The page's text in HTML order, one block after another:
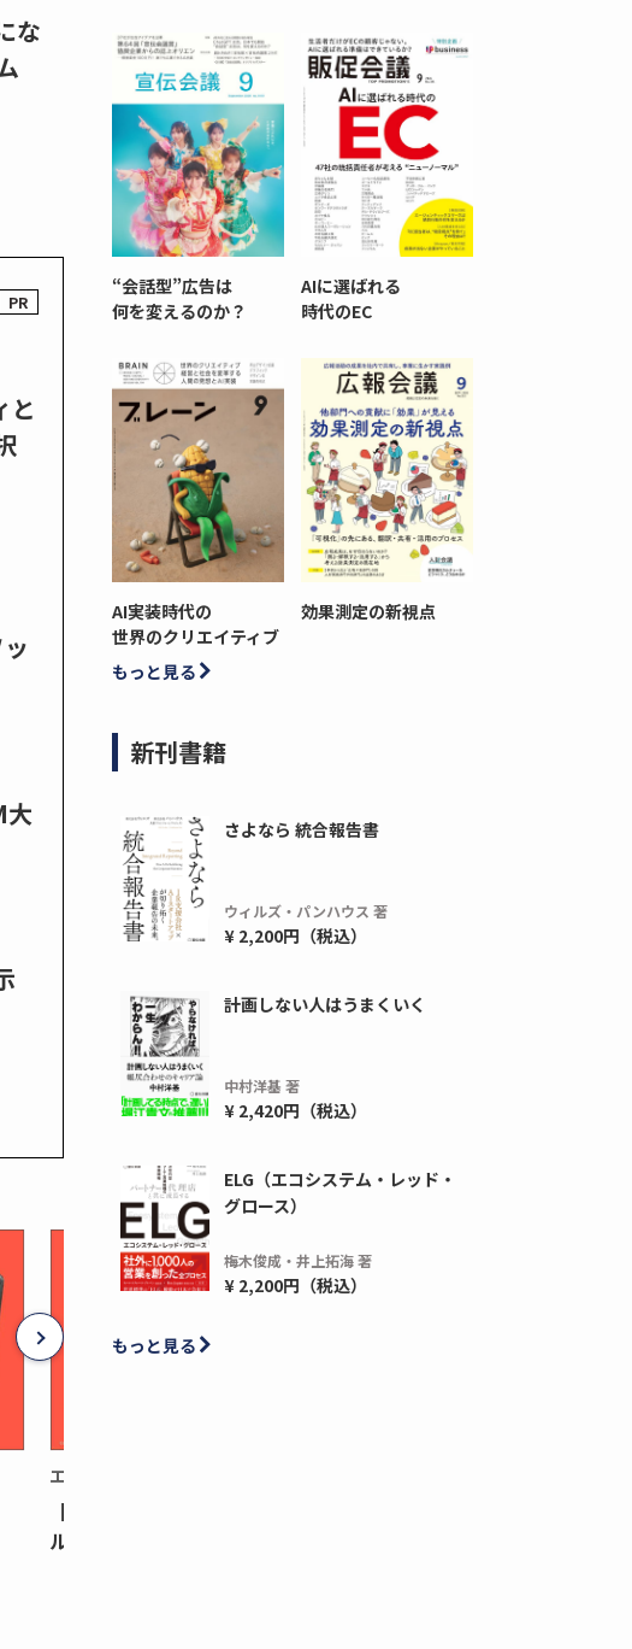
な
と
大
エムディーピー
【月間1,000万本以上の配布実績！】デジタ
ルクーポンを活用した販促キャンペーンを...
“会話型”広告は
何を変えるのか？
AIに選ばれる
時代のEC
AI実装時代の
世界のクリエイティブ
効果測定の新視点
もっと見る
新刊書籍
さよなら 統合報告書
ウィルズ・パンハウス 著
¥ 2,200円（税込）
計画しない人はうまくいく
中村洋基 著
¥ 2,420円（税込）
ELG（エコシステム・レッド・
グロース）
梅木俊成・井上拓海 著
¥ 2,200円（税込）
もっと見る